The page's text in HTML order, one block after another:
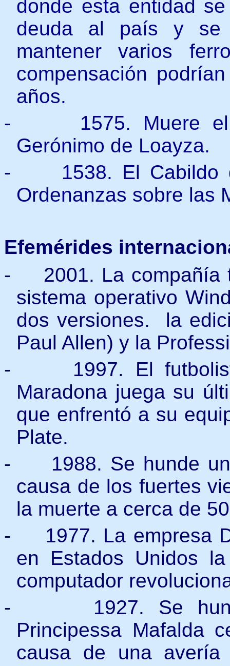
donde esta entidad
deuda al país yse
mantener varios
compensación
años.
-
1575. Muere
Gerónimo de Loayza.
-
1538. El Cabildo
Ordenanzas sobre las
Efemérides
-
2001. La compañía
sistema operativo
dos versiones. la
Paul Allen) y la
-
1997. El
Maradona juega su
que enfrentó a su
Plate.
-
1988. Se hunde
causa de los fuertes
la muerte a cerca de
-
1977. La empresa
en Estados Unidos
computador
-
1927. Se
Principessa Mafalda
causa de una